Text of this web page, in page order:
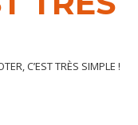
C’EST TRÈS SIMPLE !